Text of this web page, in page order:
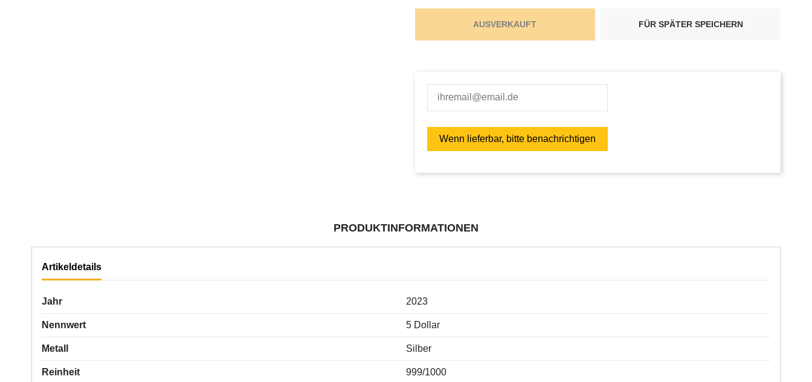
AUSVERKAUFT FÜR SPÄTER SPEICHERN
PRODUKTINFORMATIONEN
Artikeldetails
Jahr 2023
Nennwert 5 Dollar
Metall Silber
Reinheit 999/1000